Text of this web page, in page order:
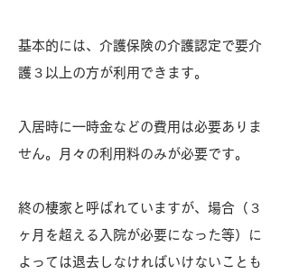
基本的には、介護保険の介護認定で要介
護３以上の方が利用できます。
入居時に一時金などの費用は必要ありま
せん。月々の利用料のみが必要です。
終の棲家と呼ばれていますが、場合（３
ヶ月を超える入院が必要になった等）に
よっては退去しなければいけないことも